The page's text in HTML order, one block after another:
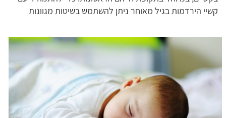
קשיי הירדמות בגיל מאוחר ניתן להשתמש בשיטות מגוונות